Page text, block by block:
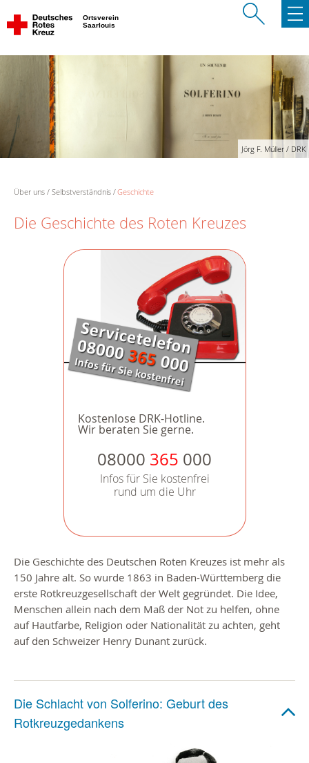
Ortsverein
Saarlouis
Jörg F. Müller / DRK
Über uns Selbstverständnis Geschichte
Die Geschichte des Roten Kreuzes
Kostenlose DRK-Hotline.
Wir beraten Sie gerne.
08000 365 000
Infos für Sie kostenfrei
rund um die Uhr
Die Geschichte des Deutschen Roten Kreuzes ist mehr als
150 Jahre alt. So wurde 1863 in Baden-Württemberg die
erste Rotkreuzgesellschaft der Welt gegründet. Die Idee,
Menschen allein nach dem Maß der Not zu helfen, ohne
auf Hautfarbe, Religion oder Nationalität zu achten, geht
auf den Schweizer Henry Dunant zurück.
Die Schlacht von Solferino: Geburt des
Rotkreuzgedankens